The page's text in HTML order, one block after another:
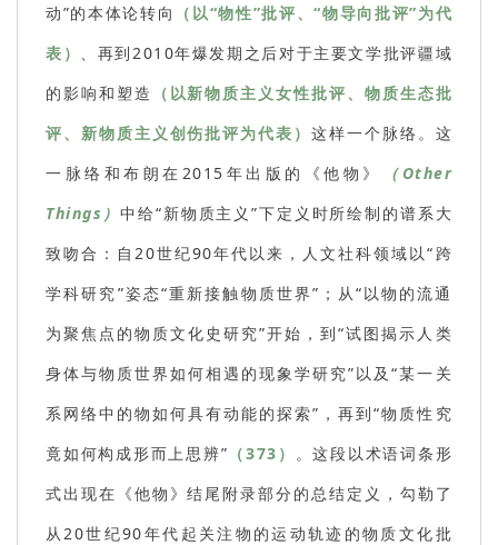
动”的本体论转向
（以“物性”批评、“物导向批评”为代
表） 、再到2010年爆发期之后对于主要文学批评疆域
的影响和塑造
（以新物质主义女性批评、物质生态批
评、新物质主义创伤批评为代表） 这样一个脉络。这
一脉络和布朗在2015年出版的《他物》
（Other
Things）中给“新物质主义”下定义时所绘制的谱系大
致吻合：自20世纪90年代以来，人文社科领域以“跨
学科研究”姿态“重新接触物质世界”；从“以物的流通
为聚焦点的物质文化史研究”开始，到“试图揭示人类
身体与物质世界如何相遇的现象学研究”以及“某一关
系网络中的物如何具有动能的探索”，再到“物质性究
竟如何构成形而上思辨” （373） 。这段以术语词条形
式出现在《他物》结尾附录部分的总结定义，勾勒了
从20世纪90年代起关注物的运动轨迹的物质文化批